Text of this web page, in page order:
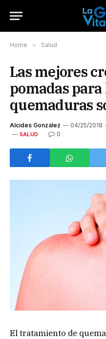
Home » Salud
Las mejores
pomadas para
quemaduras
Alcides González 04/25/2018
SALUD 0
El tratamiento de